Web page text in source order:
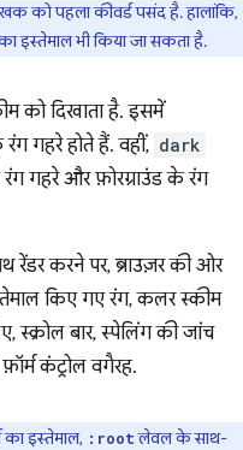
को पहला कीवर्ड पसंद है. हालांकि,
इस्तेमाल भी किया जा सकता है.
को दिखाता है. इसमें
गहरे होते हैं. वहीं, dark
गहरे और फ़ोरग्राउंड के रंग
करने पर, ब्राउज़र की ओर
किए गए रंग, कलर स्कीम
स्क्रोल बार, स्पेलिंग की जांच
कंट्रोल वगैरह.
का इस्तेमाल, :rootलेवल के साथ-